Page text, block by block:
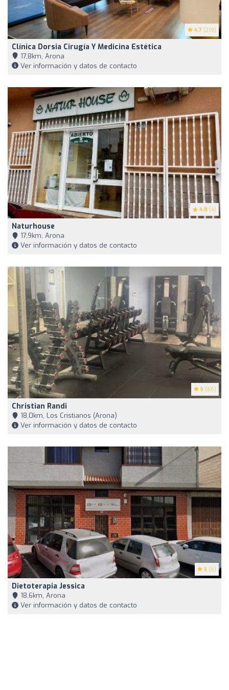
4.7 (219)
Clínica Dorsia Cirugía Y Medicina Estética
17,8km, Arona
Ver información y datos de contacto
4.8 (4)
Naturhouse
17,9km, Arona
Ver información y datos de contacto
5 (65)
Christian Randi
18,0km, Los Cristianos (Arona)
Ver información y datos de contacto
5 (6)
Dietoterapia Jessica
18,6km, Arona
Ver información y datos de contacto